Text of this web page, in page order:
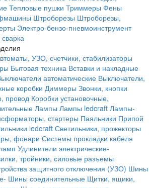
Тепловые пушки Триммеры Фены
Штроборезы Штроборезы,
Электро-бензо-пневмоинструмент
УЗО, счетчики, стабилизаторы
Бытовая техника Вставки и накладные
автоматические Выключатели,
коробки Диммеры Звонки, кнопки
провод Коробки установочные,
Лампы Лампы ledcraft Лампы-
стартеры Паяльники Припой
ledcraftСветильники, прожекторы
фонари Системы прокладки кабеля
Удлинители электрические-
тройники, силовые разъемы
защитного отключения (УЗО) Шины
Шины соединительные Щитки, ящики,